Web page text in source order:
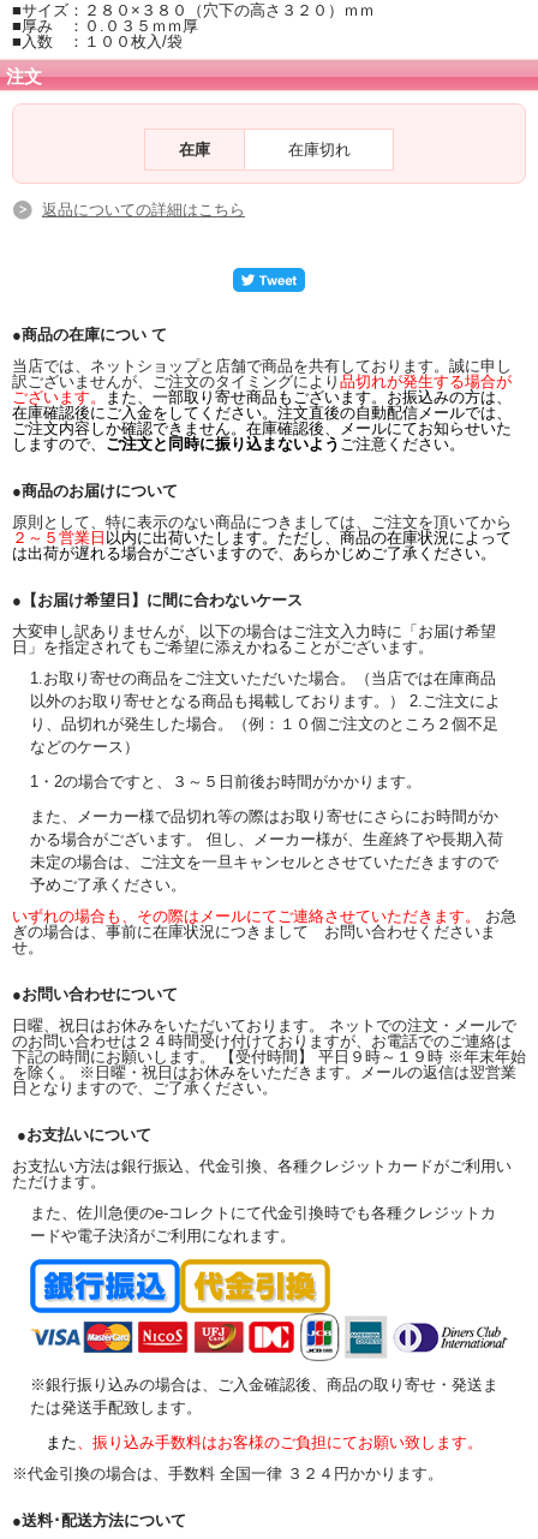
■サイズ：２８０×３８０（穴下の高さ３２０）ｍｍ
■厚み ：０.０３５ｍｍ厚
■入数 ：１００枚入/袋
注文
在庫 在庫切れ
返品についての詳細はこちら
●商品の在庫につい て
当店では、ネットショップと店舗で商品を共有しております。誠に申し
訳ございませんが、ご注文のタイミングにより 品切れが発生する場合が
ございます。
また、一部取り寄せ商品もございます。お振込みの方は、
在庫確認後にご入金をしてください。注文直後の自動配信メールでは、
ご注文内容しか確認できません。在庫確認後、メールにてお知らせいた
しますので、 ご注文と同時に振り込まないよう ご注意ください。
●商品のお届けについて
原則として、特に表示のない商品につきましては、ご注文を頂いてから
２～５営業日 以内に出荷いたします。ただし、商品の在庫状況によって
は出荷が遅れる場合がございますので、あらかじめご了承ください。
●【お届け希望日】に間に合わないケース
大変申し訳ありませんが、以下の場合はご注文入力時に「お届け希望
日」を指定されてもご希望に添えかねることがございます。
1.お取り寄せの商品をご注文いただいた場合。（当店では在庫商品
以外のお取り寄せとなる商品も掲載しております。） 2.ご注文によ
り、品切れが発生した場合。（例：１０個ご注文のところ２個不足
などのケース）
1・2の場合ですと、３～５日前後お時間がかかります。
また、メーカー様で品切れ等の際はお取り寄せにさらにお時間がか
かる場合がございます。 但し、メーカー様が、生産終了や長期入荷
未定の場合は、ご注文を一旦キャンセルとさせていただきますので
予めご了承ください。
いずれの場合も、その際はメールにてご連絡させていただきます。 お急
ぎの場合は、事前に在庫状況につきまして お問い合わせくださいま
せ。
●お問い合わせについて
日曜、祝日はお休みをいただいております。 ネットでの注文・メールで
のお問い合わせは２４時間受け付けておりますが、お電話でのご連絡は
下記の時間にお願いします。 【受付時間】 平日９時～１９時 ※年末年始
を除く。 ※日曜・祝日はお休みをいただきます。メールの返信は翌営業
日となりますので、ご了承ください。
●お支払いについて
お支払い方法は銀行振込、代金引換、各種クレジットカードがご利用い
ただけます。
また、佐川急便のe-コレクトにて代金引換時でも各種クレジットカ
ードや電子決済がご利用になれます。
※銀行振り込みの場合は、ご入金確認後、商品の取り寄せ・発送ま
たは発送手配致します。
また、振り込み手数料はお客様のご負担にてお願い致します。
※代金引換の場合は、手数料 全国一律 ３２４円かかります。
●送料･配送方法について